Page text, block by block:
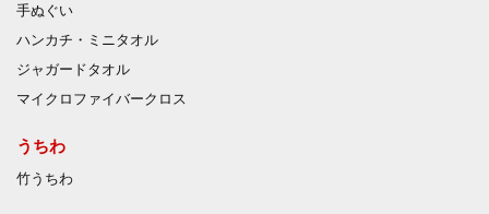
手ぬぐい
ハンカチ・ミニタオル
ジャガードタオル
マイクロファイバークロス
うちわ
竹うちわ